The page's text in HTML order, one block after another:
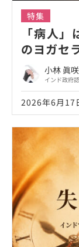
特集
「病人
のヨガセ
小林 眞
インド政府
2026年6月17